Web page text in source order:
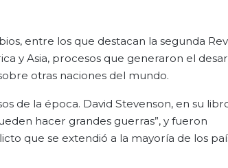
entre los que destacan la segunda
y Asia, procesos que generaron el
otras naciones del mundo.
de la época. David Stevenson, en su
hacer grandes guerras”, y fueron
que se extendió a la mayoría de los